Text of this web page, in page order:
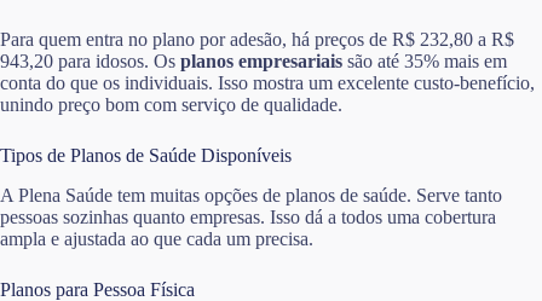
Para quem entra no plano por adesão, há preços de R$ 232,80 a R$
943,20 para idosos. Os planos empresariais são até 35% mais em
conta do que os individuais. Isso mostra um excelente custo-benefício,
unindo preço bom com serviço de qualidade.
Tipos de Planos de Saúde Disponíveis
A Plena Saúde tem muitas opções de planos de saúde. Serve tanto
pessoas sozinhas quanto empresas. Isso dá a todos uma cobertura
ampla e ajustada ao que cada um precisa.
Planos para Pessoa Física